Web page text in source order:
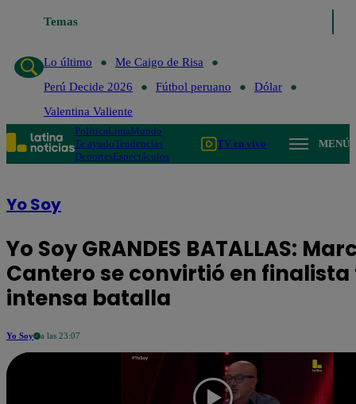
Temas
Lo último Me Caigo de Risa
Lo último
Me Caigo de Risa
Perú Decide 2026
Fútbol peruano
Dólar
Valentina Valiente
PolíticaLimaMundo
Te ayudoTendencias
DeportesEspectáculos
TV en vivo MENÚ
Yo Soy
Yo Soy GRANDES BATALLAS:
Cantero se convirtió en
intensa batalla
Yo Soy a las 23:07